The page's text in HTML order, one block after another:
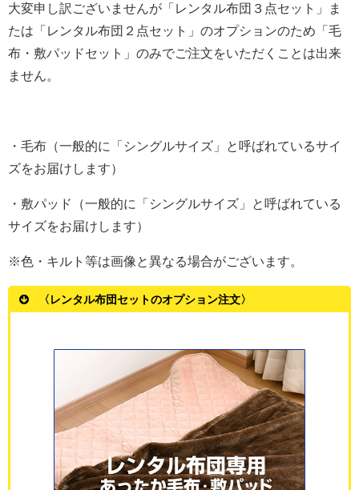
大変申し訳ございませんが「レンタル布団３点セット」ま
たは「レンタル布団２点セット」のオプションのため「毛
布・敷パッドセット」のみでご注文をいただくことは出来
ません。
・毛布（一般的に「シングルサイズ」と呼ばれているサイ
ズをお届けします）
・敷パッド（一般的に「シングルサイズ」と呼ばれている
サイズをお届けします）
※色・キルト等は画像と異なる場合がございます。
〈レンタル布団セットのオプション注文〉